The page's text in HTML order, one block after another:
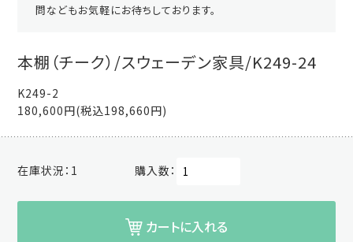
問などもお気軽にお待ちしております。
本棚（チーク）/スウェーデン家具/K249-24
K249-2
180,600円(税込198,660円)
在庫状況： 1 購入数：
カートに入れる